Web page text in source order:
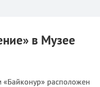
в Музее
«Байконур» расположен